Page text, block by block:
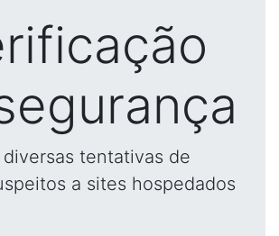
tentativas de
a sites hospedados